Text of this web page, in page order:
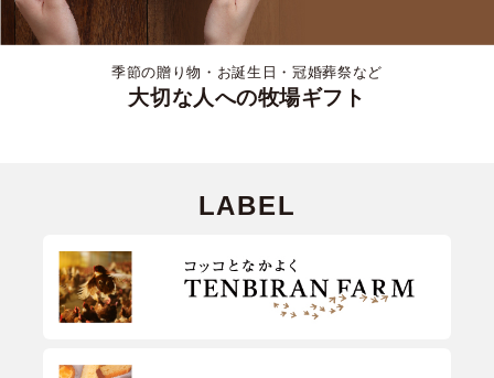
季節の贈り物・お誕生日・冠婚葬祭など
大切な人への牧場ギフト
LABEL